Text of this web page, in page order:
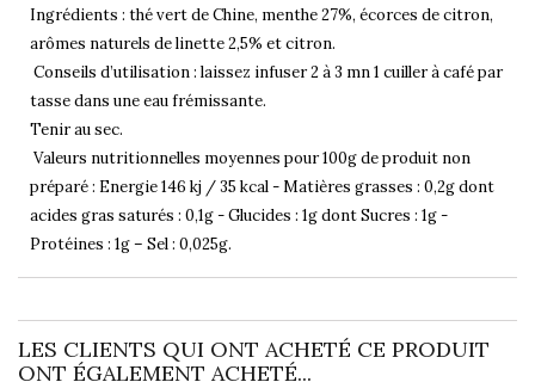
Ingrédients : thé vert de Chine, menthe 27%, écorces de citron,
arômes naturels de linette 2,5% et citron.
Conseils d’utilisation : laissez infuser 2 à 3 mn 1 cuiller à café par
tasse dans une eau frémissante.
Tenir au sec.
Valeurs nutritionnelles moyennes pour 100g de produit non
préparé : Energie 146 kj / 35 kcal - Matières grasses : 0,2g dont
acides gras saturés : 0,1g - Glucides : 1g dont Sucres : 1g -
Protéines : 1g – Sel : 0,025g.
LES CLIENTS QUI ONT ACHETÉ CE PRODUIT
ONT ÉGALEMENT ACHETÉ...